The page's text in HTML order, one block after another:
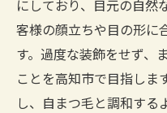
にしており、目元の自然
客様の顔立ちや目の形に
す。過度な装飾をせず、
ことを高知市で目指しま
し、自まつ毛と調和する